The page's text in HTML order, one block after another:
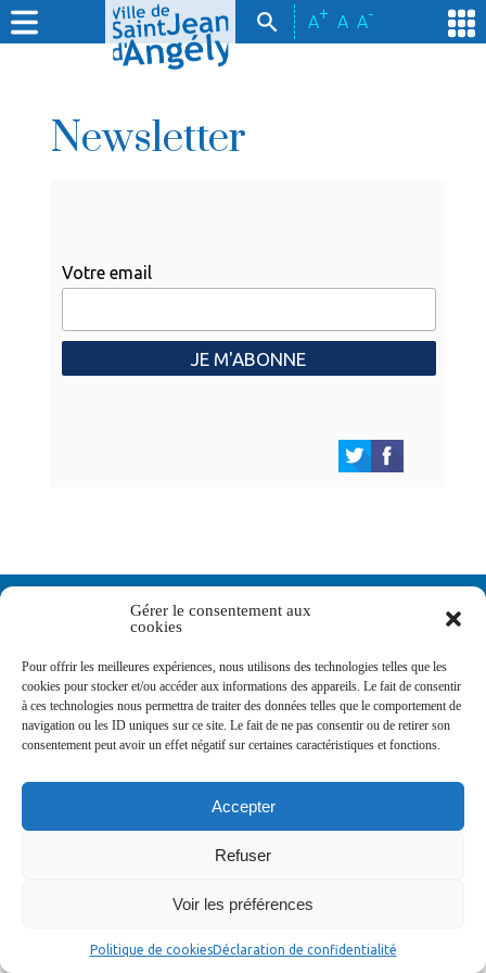
Gérer le consentement aux
cookies
Pour offrir les meilleures expériences, nous utilisons des technologies telles que les
cookies pour stocker et/ou accéder aux informations des appareils. Le fait de consentir
à ces technologies nous permettra de traiter des données telles que le comportement de
navigation ou les ID uniques sur ce site. Le fait de ne pas consentir ou de retirer son
consentement peut avoir un effet négatif sur certaines caractéristiques et fonctions.
Accepter
Refuser
Voir les préférences
Politique de cookiesDéclaration de confidentialité
A+ A A-
Newsletter
Votre email
Newsletters
Abonnez-vous à la newsletter
>
Découvrir la ville